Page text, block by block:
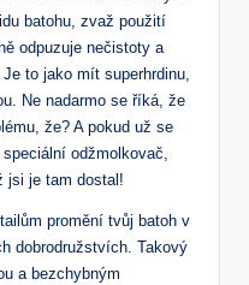
batohu, zvaž použití
odpuzuje nečistoty a‌
to jako mít superhrdinu,
Ne nadarmo se říká, že
že? ​A pokud už ⁤se
odžmolkovač,
jsi⁣ je tam dostal!
promění ​tvůj⁢ batoh v‍
‍dobrodružstvích. Takový
a bezchybným⁤